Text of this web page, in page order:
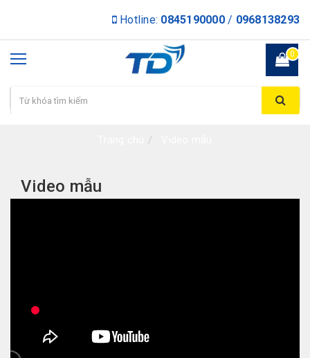
Hotline: 0845190000/ 0968138293
0
Video mẫu